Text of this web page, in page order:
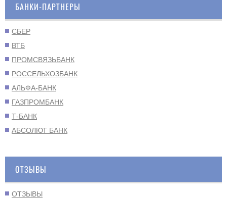
БАНКИ-ПАРТНЕРЫ
СБЕР
ВТБ
ПРОМСВЯЗЬБАНК
РОССЕЛЬХОЗБАНК
АЛЬФА-БАНК
ГАЗПРОМБАНК
Т-БАНК
АБСОЛЮТ БАНК
ОТЗЫВЫ
ОТЗЫВЫ